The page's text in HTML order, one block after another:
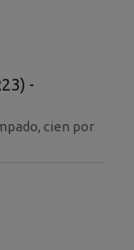
-
cien por